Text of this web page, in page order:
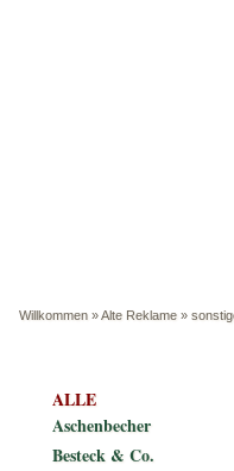
Willkommen »Alte Reklame »
ALLE
Aschenbecher
Besteck & Co.